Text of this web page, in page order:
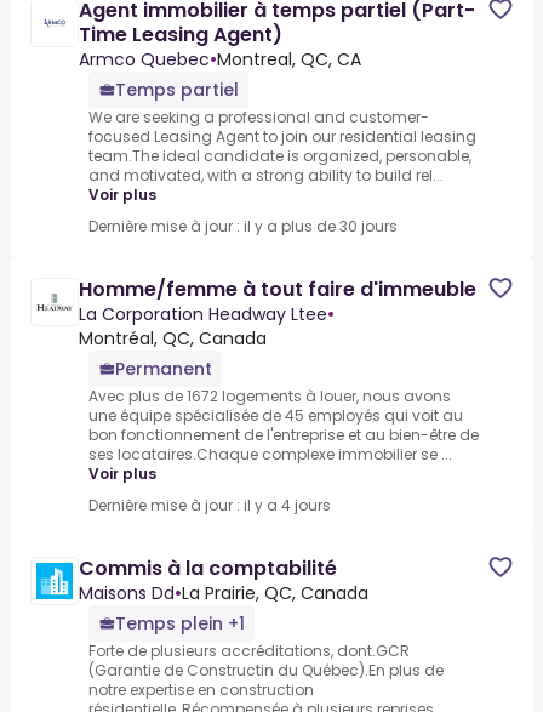
Agent immobilier à temps partiel (Part-
Time Leasing Agent)
Armco Quebec•Montreal, QC, CA
Temps partiel
We are seeking a professional and customer-
focused Leasing Agent to join our residential leasing
team.The ideal candidate is organized, personable,
and motivated, with a strong ability to build rel...
Voir plus
Dernière mise à jour : il y a plus de 30 jours
Homme/femme à tout faire d'immeuble
La Corporation Headway Ltee•
Montréal, QC, Canada
Permanent
Avec plus de 1672 logements à louer, nous avons
une équipe spécialisée de 45 employés qui voit au
bon fonctionnement de l'entreprise et au bien-être de
ses locataires.Chaque complexe immobilier se ...
Voir plus
Dernière mise à jour : il y a 4 jours
Commis à la comptabilité
Maisons Dd•La Prairie, QC, Canada
Temps plein +1
Forte de plusieurs accréditations, dont.GCR
(Garantie de Constructin du Québec).En plus de
notre expertise en construction